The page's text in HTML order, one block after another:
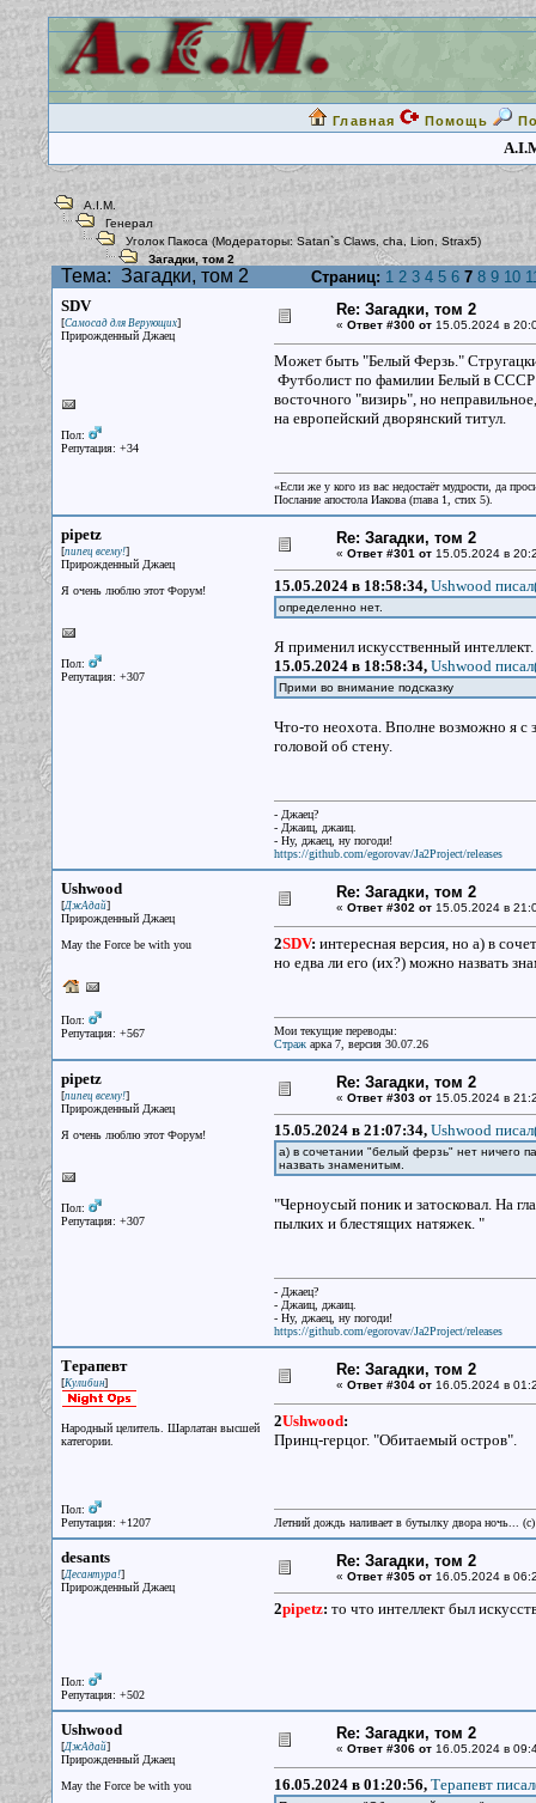
Главная Помощь
A.I.M.
Генерал
Уголок Пакоса (Модераторы:Satan`s Claws, cha Lion Strax5)
Загадки, том 2
Тема: Загадки, том 2 Страниц: 1 2 3 4 5 6 7 8 9 10
SDV
[Самосад для Верующих]
Прирожденный Джаец
Пол:
Репутация: +34
Re: Загадки, том 2
« Ответ #300 от15.05.2024 в
Может быть "Белый Ферзь."
Футболист по фамилии Белый в СССР
восточного "визирь", но
на европейский дворянский титул.
«Если же у кого из вас недостаёт мудрости, да
Послание апостола Иакова (глава 1, стих 5).
pipetz
[пипец всему!]
Прирожденный Джаец
Я очень люблю этот Форум!
Пол:
Репутация: +307
Re: Загадки, том 2
« Ответ #301 от15.05.2024 в
15.05.2024 в 18:58:34, Ushwood
определенно нет.
Я применил искусственный интеллект.
15.05.2024 в 18:58:34, Ushwood
Прими во внимание подсказку
Что-то неохота. Вполне возможно я с
головой об стену.
- Джаец?
- Джаиц, джаиц.
- Ну, джаец, ну погоди!
https://github.com/egorovav/Ja2Project/releases
Ushwood
[ДжАдай]
Прирожденный Джаец
May the Force be with you
Пол:
Репутация: +567
Re: Загадки, том 2
« Ответ #302 от15.05.2024 в
2SDV: интересная версия, но а) в
но едва ли его (их?) можно назвать
Мои текущие переводы:
Стражарка 7, версия 30.07.26
pipetz
[пипец всему!]
Прирожденный Джаец
Я очень люблю этот Форум!
Пол:
Репутация: +307
Re: Загадки, том 2
« Ответ #303 от15.05.2024 в
15.05.2024 в 21:07:34, Ushwood
а) в сочетании "белый ферзь" нет ничего
назвать знаменитым.
"Черноусый поник и затосковал. На
пылких и блестящих натяжек. "
- Джаец?
- Джаиц, джаиц.
- Ну, джаец, ну погоди!
https://github.com/egorovav/Ja2Project/releases
Терапевт
[Кулибин]
Народный целитель. Шарлатан высшей
категории.
Пол:
Репутация: +1207
Re: Загадки, том 2
« Ответ #304 от16.05.2024 в
2Ushwood:
Принц-герцог. "Обитаемый остров".
Летний дождь наливает в бутылку двора ночь...
desants
[Десантура!]
Прирожденный Джаец
Пол:
Репутация: +502
Re: Загадки, том 2
« Ответ #305 от16.05.2024 в
2pipetz: то что интеллект был
Ushwood
[ДжАдай]
Прирожденный Джаец
May the Force be with you
Re: Загадки, том 2
« Ответ #306 от16.05.2024 в
16.05.2024 в 01:20:56, Терапевт